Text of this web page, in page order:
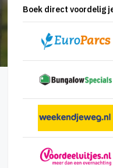
Boek direct voordelig